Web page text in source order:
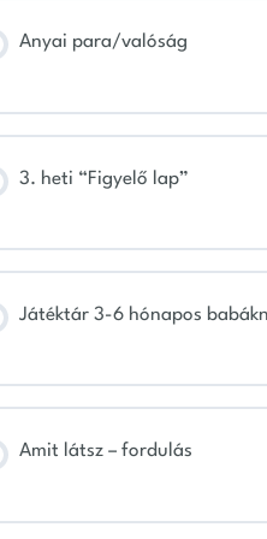
Anyai para/valóság
3. heti “Figyelő lap”
Játéktár 3-6 hónapos
Amit látsz – fordulás